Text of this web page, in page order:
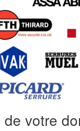
votre